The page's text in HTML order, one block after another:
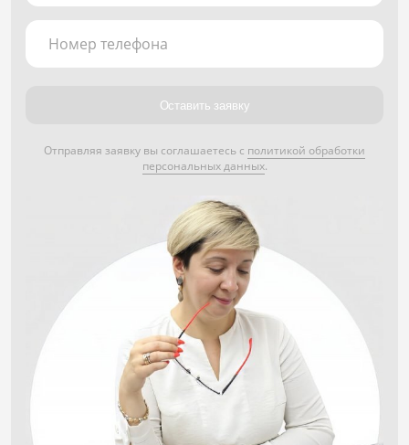
Номер телефона
Оставить заявку
Отправляя заявку вы соглашаетесь с политикой обработки
персональных данных.